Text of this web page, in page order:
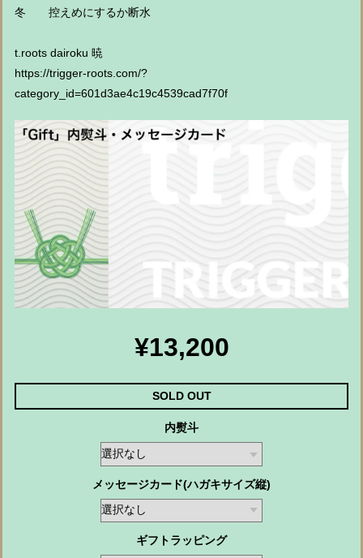
冬 控えめにするか断水
t.roots dairoku 暁
https://trigger-roots.com/?
category_id=601d3ae4c19c4539cad7f70f
¥13,200
SOLD OUT
内熨斗
メッセージカード(ハガキサイズ縦)
ギフトラッピング